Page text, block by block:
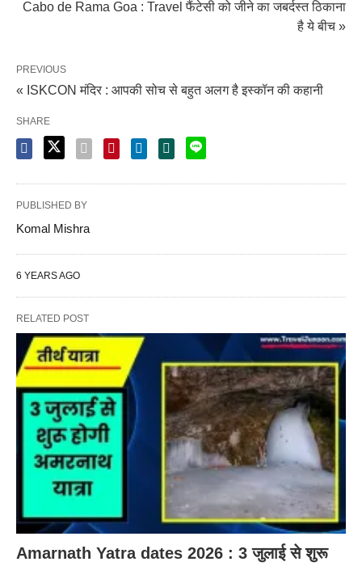
Cabo de Rama Goa : Travel फैंटेसी को जीने का जबर्दस्त ठिकाना
है ये बीच »
PREVIOUS
« ISKCON मंदिर : आपकी सोच से बहुत अलग है इस्कॉन की कहानी
SHARE
PUBLISHED BY
Komal Mishra
6 YEARS AGO
RELATED POST
Amarnath Yatra dates 2026 : 3 जुलाई से शुरू